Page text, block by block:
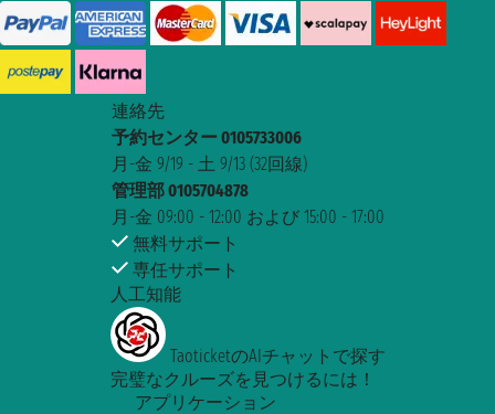
連絡先
予約センター 0105733006
月-金 9/19 - 土 9/13 (32回線)
管理部 0105704878
月-金 09:00 - 12:00 および 15:00 - 17:00
無料サポート
専任サポート
人工知能
TaoticketのAIチャットで探す
完璧なクルーズを見つけるには！
アプリケーション